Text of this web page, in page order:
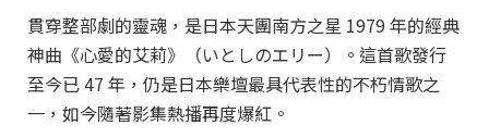
貫穿整部劇的靈魂，是日本天團南方之星 1979 年的經典
神曲《心愛的艾莉》（いとしのエリー）。這首歌發行
至今已 47 年，仍是日本樂壇最具代表性的不朽情歌之
一，如今隨著影集熱播再度爆紅。